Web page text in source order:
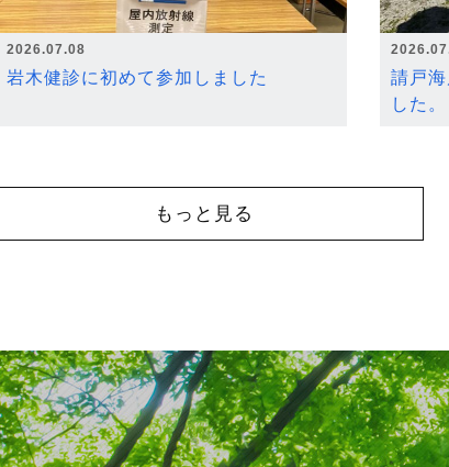
2026.07.08
岩木健診に初めて参加しました
請戸
した。
もっと見る